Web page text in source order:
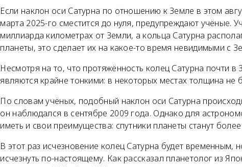
Если наклон оси Сатурна по отношению к Земле в этом
марта 2025-го сместится до нуля, предупреждают учёные.
миллиарда километрах от Земли, а кольца Сатурна
планеты, это сделает их на какое-то время невидимыми с
Несмотря на то, что протяжённость колец Сатурна почти
являются крайне тонкими: в некоторых местах толщина не
По словам учёных, подобный наклон оси Сатурна
он наблюдался в сентябре 2009 года. Однако для
иметь и свои преимущества: спутники планеты станут
В этот раз исчезновение колец Сатурна будет временным,
исчезнуть по-настоящему. Как рассказал планетолог из